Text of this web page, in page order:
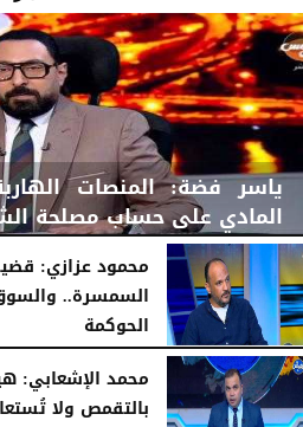
ياسر فضة: المنصات
المادي على حساب مصلحة
الأربعاء، 5 أغسطس 2026 08:42 مـ
محمود عزازي:
السمسرة..
الحوكمة
الأربعاء، 5 أغسطس 2026
محمد الإشعابي:
بالتقمص ولا